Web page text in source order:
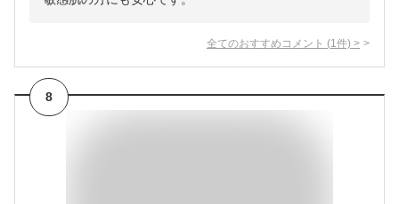
全てのおすすめコメント (1 件) >
8